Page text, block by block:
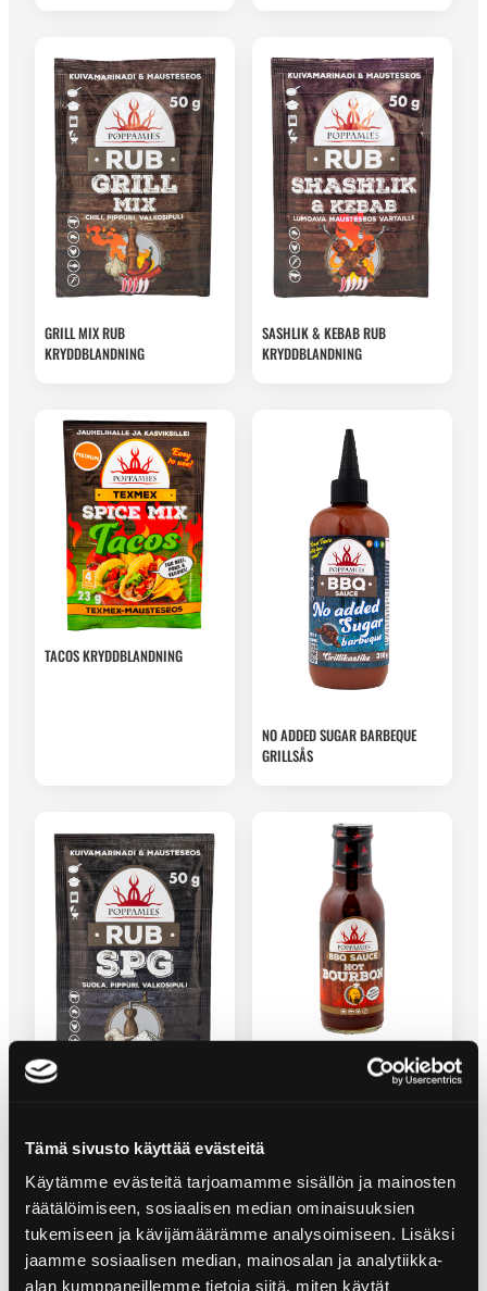
Tämä sivusto käyttää evästeitä
Käytämme evästeitä tarjoamamme sisällön ja mainosten
räätälöimiseen, sosiaalisen median ominaisuuksien
tukemiseen ja kävijämäärämme analysoimiseen. Lisäksi
jaamme sosiaalisen median, mainosalan ja analytiikka-
alan kumppaneillemme tietoja siitä, miten käytät
GRILL MIX RUB
KRYDDBLANDNING
SASHLIK & KEBAB RUB
KRYDDBLANDNING
TACOS KRYDDBLANDNING
NO ADDED SUGAR BARBEQUE
GRILLSÅS
HOT BOURBON GRILLSÅS